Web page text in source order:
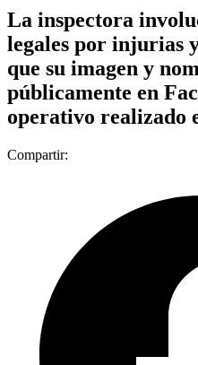
La inspectora
legales por injurias
que su imagen y
públicamente en
operativo realizado
Compartir: